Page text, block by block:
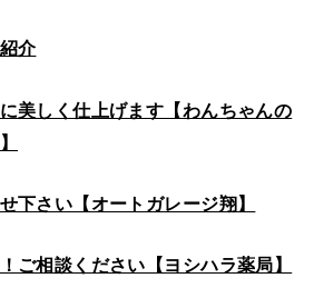
介
美しく仕上げます【わんちゃんの
下さい【オートガレージ翔】
ご相談ください【ヨシハラ薬局】